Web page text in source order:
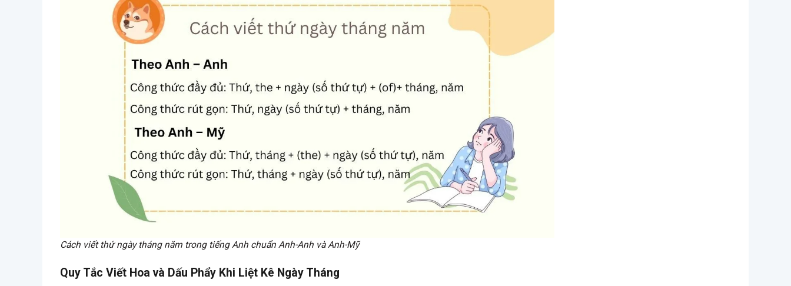
Cách viết thứ ngày tháng năm trong tiếng Anh chuẩn Anh-Anh và Anh-Mỹ
Quy Tắc Viết Hoa và Dấu Phẩy Khi Liệt Kê Ngày Tháng